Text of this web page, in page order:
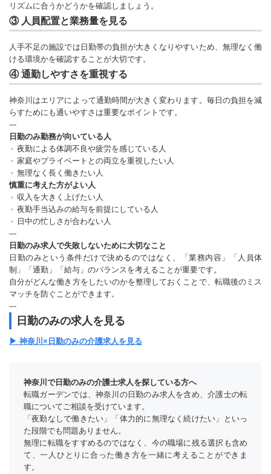
リズムに合うかどうかを確認しましょう。
③ 人員配置と業務量を見る
人手不足の施設では日勤帯の負担が大きくなりやすいため、無理なく働
ける環境かを確認することが大切です。
④ 通勤しやすさを重視する
神奈川はエリアによって通勤時間が大きく変わります。毎日の負担を減
らすためにも通いやすさは重要なポイントです。
---
日勤のみ勤務が向いている人
夜勤による体調不良や疲労を感じている人
家庭やプライベートとの両立を重視したい人
無理なく長く働きたい人
慎重に考えた方がよい人
収入を大きく上げたい人
夜勤手当込みの給与を前提にしている人
日中の忙しさが合わない人
---
日勤のみ求人で失敗しないために大切なこと
日勤のみという条件だけで決めるのではなく、「業務内容」「人員体
制」「通勤」「給与」のバランスを考えることが重要です。
自分がどんな働き方をしたいのかを整理しておくことで、転職後のミス
マッチを防ぐことができます。
---
日勤のみの求人を見る
▶ 神奈川×日勤のみの介護求人を見る
神奈川で日勤のみの介護士求人を探している方へ
転職ガーデンでは、神奈川の日勤のみ求人を含め、介護士の転
職についてご相談を受けています。
「夜勤なしで働きたい」「体力的に無理なく続けたい」といっ
た段階でも問題ありません。
無理に転職をすすめるのではなく、今の職場に残る選択も含め
て、一人ひとりに合った働き方を一緒に考えることができま
す。